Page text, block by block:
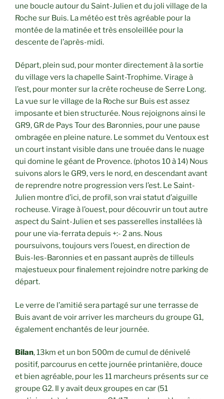
une boucle autour du Saint-Julien et du joli village de la
Roche sur Buis. La météo est très agréable pour la
montée de la matinée et très ensoleillée pour la
descente de l’après-midi.
Départ, plein sud, pour monter directement à la sortie
du village vers la chapelle Saint-Trophime. Virage à
l’est, pour monter sur la crête rocheuse de Serre Long.
La vue sur le village de la Roche sur Buis est assez
imposante et bien structurée. Nous rejoignons ainsi le
GR9, GR de Pays Tour des Baronnies, pour une pause
ombragée en pleine nature. Le sommet du Ventoux est
un court instant visible dans une trouée dans le nuage
qui domine le géant de Provence. (photos 10 à 14) Nous
suivons alors le GR9, vers le nord, en descendant avant
de reprendre notre progression vers l’est. Le Saint-
Julien montre d’ici, de profil, son vrai statut d’aiguille
rocheuse. Virage à l’ouest, pour découvrir un tout autre
aspect du Saint-Julien et ses passerelles installées là
pour une via-ferrata depuis +:- 2 ans. Nous
poursuivons, toujours vers l’ouest, en direction de
Buis-les-Baronnies et en passant auprès de tilleuls
majestueux pour finalement rejoindre notre parking de
départ.
Le verre de l’amitié sera partagé sur une terrasse de
Buis avant de voir arriver les marcheurs du groupe G1,
également enchantés de leur journée.
Bilan, 13km et un bon 500m de cumul de dénivelé
positif, parcourus en cette journée printanière, douce
et bien agréable, pour les 11 marcheurs présents sur ce
groupe G2. Il y avait deux groupes en car (51